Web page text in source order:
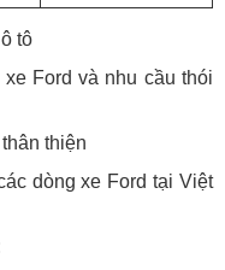
tô
Ford và nhu cầu thói
thiện
dòng xe Ford tại Việt